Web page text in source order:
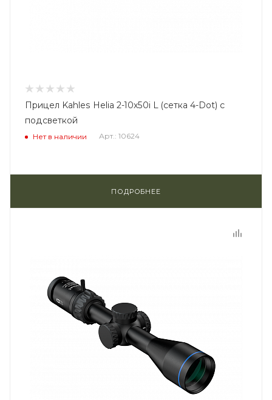
Прицел Kahles Helia 2-10x50i L (сетка 4-Dot) с
подсветкой
Нет в наличии Арт.: 10624
ПОДРОБНЕЕ